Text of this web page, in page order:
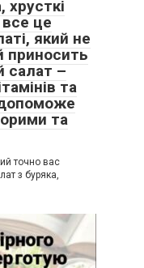
хрусткі
все це
який не
приносить
салат –
та
та
точно вас
з буряка,